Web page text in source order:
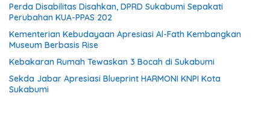
Perda Disabilitas Disahkan, DPRD Sukabumi Sepakati
Perubahan KUA-PPAS 202
Kementerian Kebudayaan Apresiasi Al-Fath Kembangkan
Museum Berbasis Rise
Kebakaran Rumah Tewaskan 3 Bocah di Sukabumi
Sekda Jabar Apresiasi Blueprint HARMONI KNPI Kota
Sukabumi